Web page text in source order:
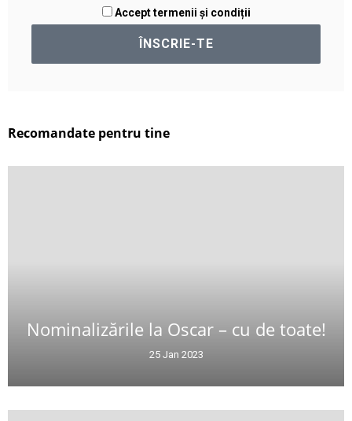
Accept termenii și condiții
Recomandate pentru tine
Nominalizările la Oscar – cu de toate!
25 Jan 2023